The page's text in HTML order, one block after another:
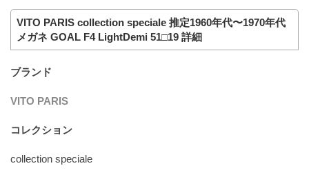
VITO PARIS collection speciale 推定1960年代〜1970年代
メガネ GOAL F4 LightDemi 51□19 詳細
ブランド
VITO PARIS
コレクション
collection speciale